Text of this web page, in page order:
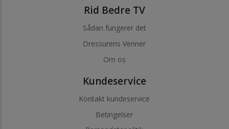
Rid Bedre TV
Sådan fungerer det
Dressurens Venner
Om os
Kundeservice
Kontakt kundeservice
Betingelser